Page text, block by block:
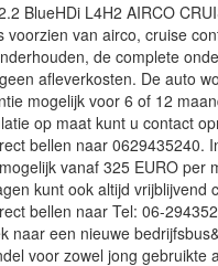
BlueHDi L4H2 AIRCO
voorzien van airco, cruise
de complete
afleverkosten. De auto
mogelijk voor 6 of 12
op maat kunt u contact
bellen naar 0629435240.
vanaf 325 EURO per
kunt ook altijd vrijblijvend
bellen naar Tel: 06-
naar een nieuwe
voor zowel jong gebruikte